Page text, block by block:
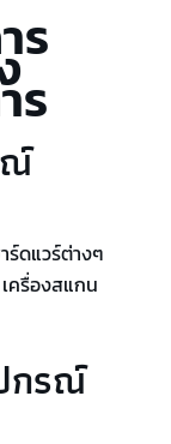
ร
ร
ร์ดแวร์ต่างๆ
ครื่องสแกน
กรณ์